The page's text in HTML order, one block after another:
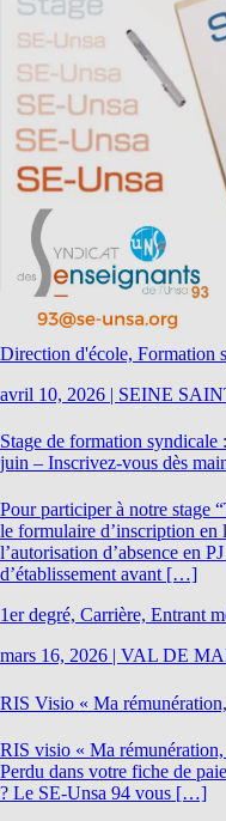
Direction d'école, Formation
avril 10, 2026 | SEINE
Stage de formation
juin – Inscrivez-vous dès
Pour participer à notre stage
le formulaire d’inscription en
l’autorisation d’absence en
d’établissement avant […]
1er degré, Carrière, Entrant
mars 16, 2026
VAL DE
RIS Visio « Ma
RIS visio « Ma
Perdu dans votre fiche de
? Le SE-Unsa 94 vous […]